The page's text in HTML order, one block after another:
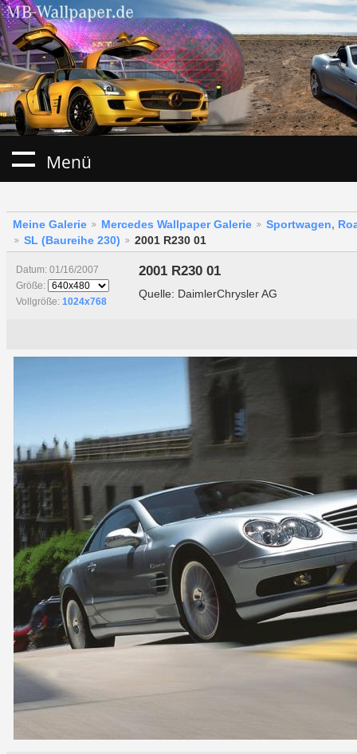
Menü
Meine Galerie Mercedes Wallpaper Galerie
Sportwagen,
SL (Baureihe 230)
2001 R230 01
Datum: 01/16/2007
Größe:
Vollgröße: 1024x768
2001 R230 01
Quelle: DaimlerChrysler AG